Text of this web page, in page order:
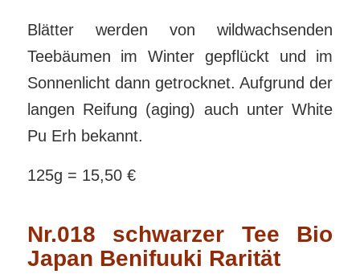
Blätter werden von wildwachsenden
Teebäumen im Winter gepflückt und im
Sonnenlicht dann getrocknet. Aufgrund der
langen Reifung (aging) auch unter White
Pu Erh bekannt.
125g = 15,50 €
Nr.018 schwarzer Tee Bio
Japan Benifuuki Rarität